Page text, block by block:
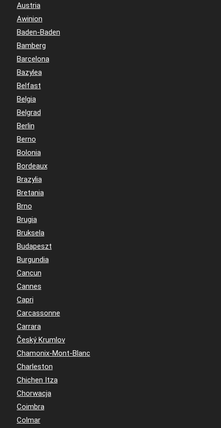
Austria
Awinion
Baden-Baden
Bamberg
Barcelona
Bazylea
Belfast
Belgia
Belgrad
Berlin
Berno
Bolonia
Bordeaux
Brazylia
Bretania
Brno
Brugia
Bruksela
Budapeszt
Burgundia
Cancun
Cannes
Capri
Carcassonne
Carrara
Český Krumlov
Chamonix-Mont-Blanc
Charleston
Chichen Itza
Chorwacja
Coimbra
Colmar